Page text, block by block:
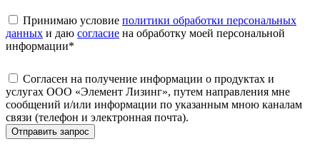
Принимаю условие политики обработки персональных
данных и даю согласие на обработку моей персональной
информации*
Согласен на получение информации о продуктах и
услугах ООО «Элемент Лизинг», путем направления мне
сообщений и/или информации по указанным мною каналам
связи (телефон и электронная почта).
Отправить запрос